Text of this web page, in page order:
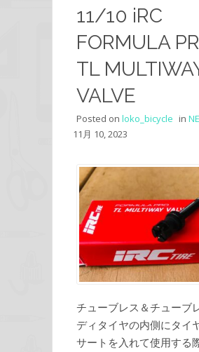
11/10 iRC
FORMULA
TL
VALVE
Posted on loko_bicycle in
11月 10, 2023
チューブレス＆チューブ
ディタイヤの内側にタイ
サートを入れて使用する